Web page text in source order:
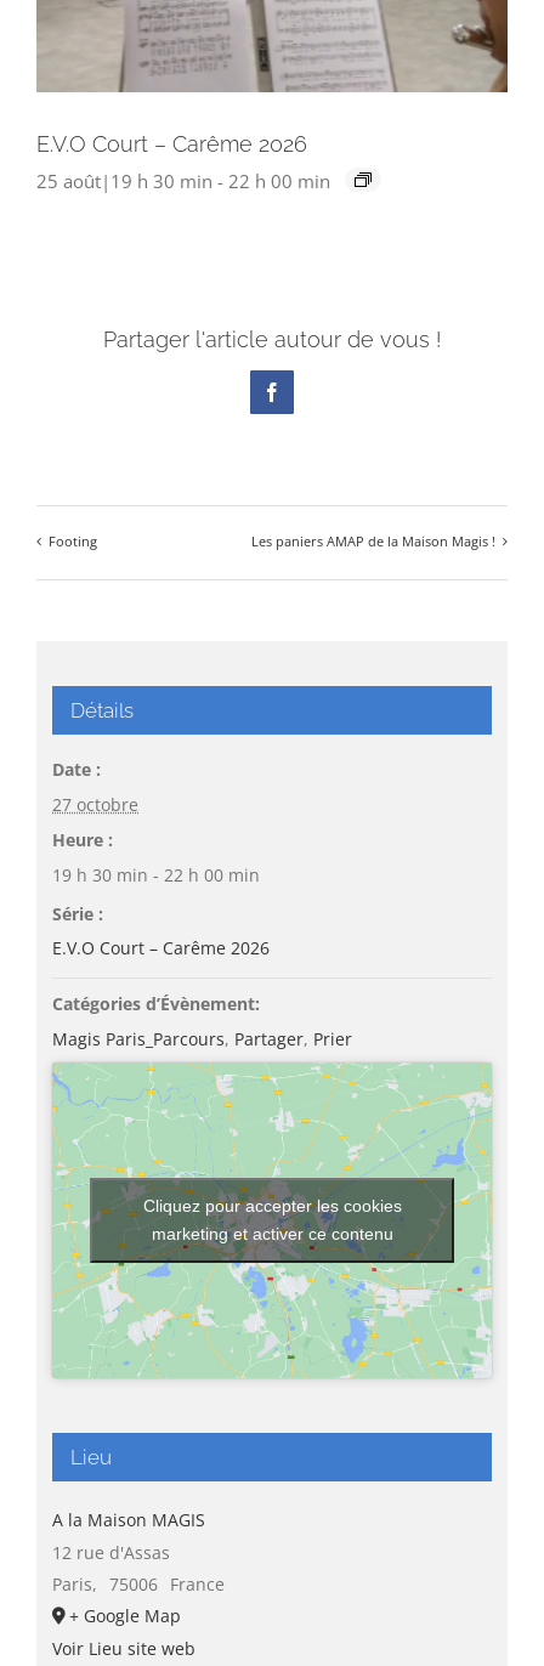
E.V.O Court – Carême 2026
25 août|19 h 30 min - 22 h 00 min
Partager l'article autour de vous !
Facebook
Footing Les paniers AMAP de la Maison Magis !
Détails
Date :
27 octobre
Heure :
19 h 30 min - 22 h 00 min
Série :
E.V.O Court – Carême 2026
Catégories d’Évènement:
Magis Paris_Parcours, Partager, Prier
Lieu
A la Maison MAGIS
12 rue d'Assas
Paris, 75006 France
+ Google Map
Voir Lieu site web
Cliquez pour accepter les cookies
marketing et activer ce contenu